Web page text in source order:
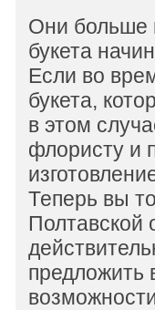
Они больше
букета
Если во
букета,
в этом
флористу и
Теперь вы
Полтавской
предложить